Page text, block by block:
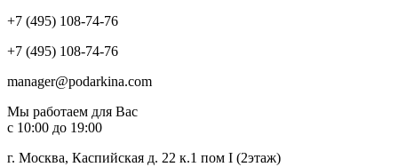
+7 (495) 108-74-76
+7 (495) 108-74-76
manager@podarkina.com
Мы работаем для Вас
с 10:00 до 19:00
г. Москва, Каспийская д. 22 к.1 пом I (2этаж)